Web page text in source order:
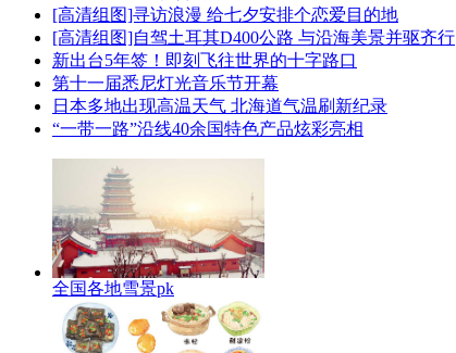
[高清组图]寻访浪漫 给七夕安排个恋爱目的地
[高清组图]自驾土耳其D400公路 与沿海美景并驱齐行
新出台5年签！即刻飞往世界的十字路口
第十一届悉尼灯光音乐节开幕
日本多地出现高温天气 北海道气温刷新纪录
“一带一路”沿线40余国特色产品炫彩亮相
全国各地雪景pk